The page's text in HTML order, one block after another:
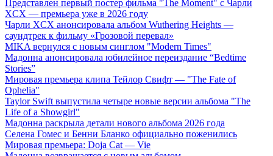
Представлен первый постер фильма "The Moment" с Чарли
XCX — премьера уже в 2026 году
Чарли XCX анонсировала альбом Wuthering Heights —
саундтрек к фильму «Грозовой перевал»
MIKA вернулся с новым синглом "Modern Times"
Мадонна анонсировала юбилейное переиздание “Bedtime
Stories”
Мировая премьера клипа Тейлор Свифт — "The Fate of
Ophelia"
Taylor Swift выпустила четыре новые версии альбома "The
Life of a Showgirl"
Мадонна раскрыла детали нового альбома 2026 года
Селена Гомес и Бенни Бланко официально поженились
Мировая премьера: Doja Cat — Vie